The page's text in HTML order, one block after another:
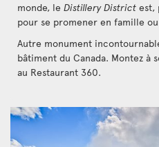
monde, le Distillery District est,
pour se promener en famille
Autre monument
bâtiment du Canada. Montez à
au Restaurant 360.